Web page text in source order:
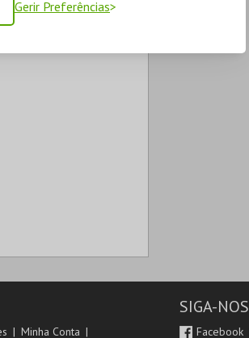
Gerir Preferências
Minha Conta
SIGA-NOS
Facebook